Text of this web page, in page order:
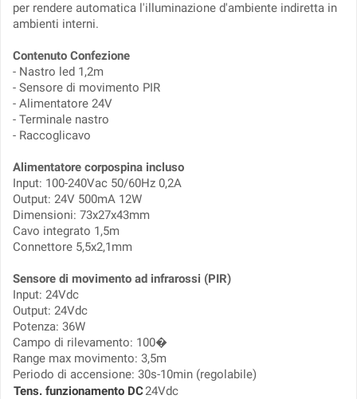
per rendere automatica l'illuminazione d'ambiente indiretta in
ambienti interni.
Contenuto Confezione
- Nastro led 1,2m
- Sensore di movimento PIR
- Alimentatore 24V
- Terminale nastro
- Raccoglicavo
Alimentatore corpospina incluso
Input: 100-240Vac 50/60Hz 0,2A
Output: 24V 500mA 12W
Dimensioni: 73x27x43mm
Cavo integrato 1,5m
Connettore 5,5x2,1mm
Sensore di movimento ad infrarossi (PIR)
Input: 24Vdc
Output: 24Vdc
Potenza: 36W
Campo di rilevamento: 100�
Range max movimento: 3,5m
Periodo di accensione: 30s-10min (regolabile)
Tens. funzionamento DC24Vdc